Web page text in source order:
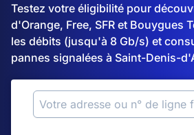
Testez votre éligibilité pour
d'Orange, Free, SFR et Bouygues
les débits (jusqu'à 8 Gb/s) et
pannes signalées à Saint-Denis-